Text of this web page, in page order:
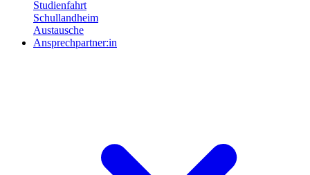
Studienfahrt
Schullandheim
Austausche
Ansprechpartner:in